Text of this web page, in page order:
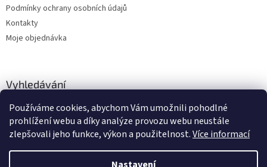
Používáme cookies, abychom Vám umožnili pohodlné
prohlížení webu a díky analýze provozu webu neustále
zlepšovali jeho funkce, výkon a použitelnost.Více informací
Podmínky ochrany osobních údajů
Kontakty
Moje objednávka
Vyhledávání